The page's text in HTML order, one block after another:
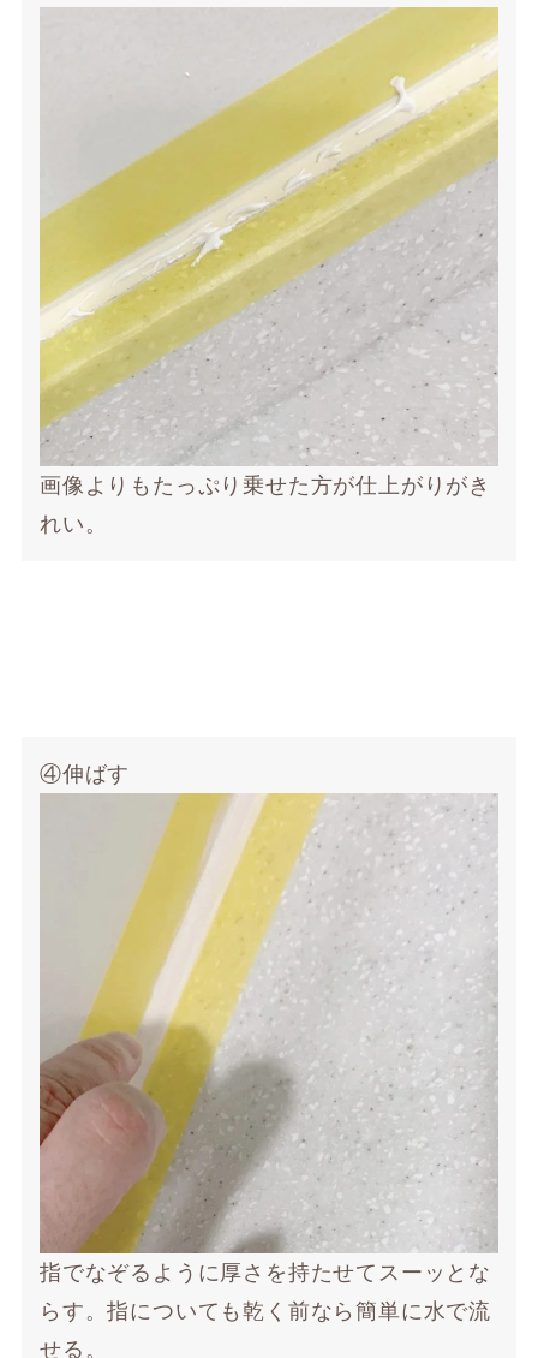
画像よりもたっぷり乗せた方が仕上がりがき
れい。
④伸ばす
指でなぞるように厚さを持たせてスーッとな
らす。指についても乾く前なら簡単に水で流
せる。